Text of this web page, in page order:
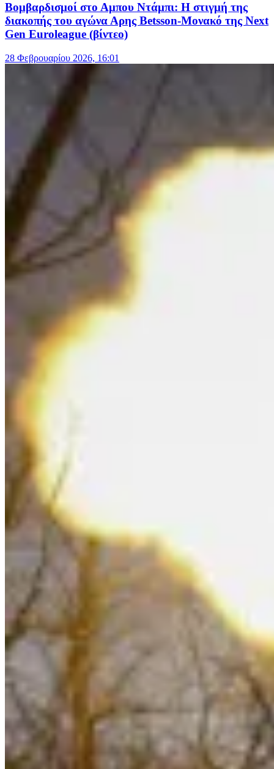
Βομβαρδισμοί στο Αμπου Ντάμπι: Η στιγμή της
διακοπής του αγώνα Αρης Betsson-Μονακό της Next
Gen Euroleague (βίντεο)
28 Φεβρουαρίου 2026, 16:01